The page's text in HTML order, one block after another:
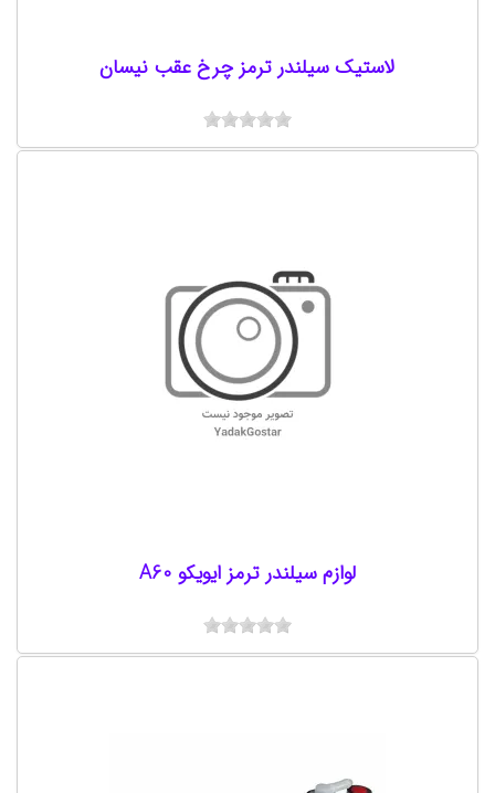
لاستیک سیلندر ترمز چرخ عقب نیسان
لوازم سیلندر ترمز ایویکو A60